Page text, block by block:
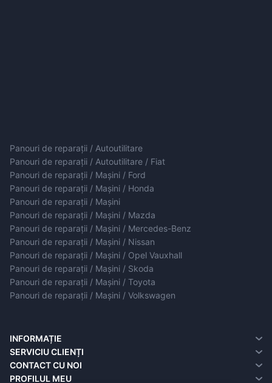
Panouri de reparații / Autoutilitare
Panouri de reparații / Autoutilitare / Fiat
Panouri de reparații / Mașini / Ford
Panouri de reparații / Mașini / Honda
Panouri de reparații / Mașini
Panouri de reparații / Mașini / Mazda
Panouri de reparații / Mașini / Mercedes-Benz
Panouri de reparații / Mașini / Nissan
Panouri de reparații / Mașini / Opel Vauxhall
Panouri de reparații / Mașini / Skoda
Panouri de reparații / Mașini / Toyota
Panouri de reparații / Mașini / Volkswagen
INFORMAȚIE
Despre noi
Informații de livrare
Politica de confidențialitate
SERVICIU CLIENȚI
contact cu noi
Reclamații
CONTACT CU NOI
PROFILUL MEU